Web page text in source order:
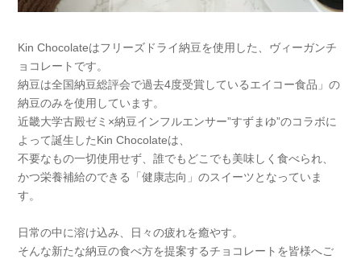
Kin Chocolateはフリーズドライ納豆を使用した、ヴィーガンチ
ョコレートです。
納豆は全国納豆総評会で過去4度受賞しているエイコー食品」の
納豆のみを使用しています。
近畿大学古殿ゼミ×納豆インフルエンサー”すずまゆ”のコラボに
よって誕生したKin Chocolateは、
不要なもの一切使用せず、誰でもどこでも美味しく食べられ、
かつ栄養補給のできる「健康志向」のスイーツとなっていま
す。
日常の中に溶け込み、日々の疲れを癒やす。
そんな新たな納豆の食べ方を提案するチョコレートを皆様へご